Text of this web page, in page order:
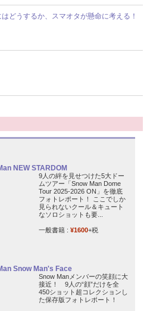
どうするか、スマオタが懸命に考える！
NEW STARDOM
9人の絆を見せつけた5大ドー
ムツアー「Snow Man Dome
Tour 2025-2026 ON」を徹底
フォトレポート！ ここでしか
見られないクール＆キュート
なソロショットも要...
一般書籍 : ¥1600+税
Snow Man's Face
Snow Manメンバーの笑顔に大
接近！ 9人の“顔”だけを全
450ショット超コレクションし
た保存版フォトレポート！